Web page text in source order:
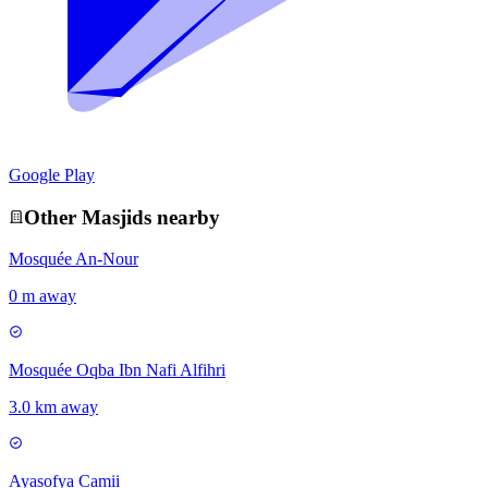
Google Play
Other Masjids nearby
Mosquée An-Nour
0 m away
Mosquée Oqba Ibn Nafi Alfihri
3.0 km away
Ayasofya Camii